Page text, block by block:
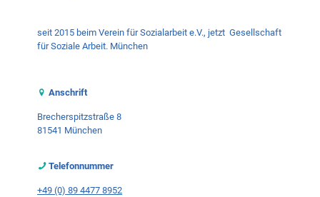
seit 2015 beim Verein für Sozialarbeit e.V., jetztGesellschaft
für Soziale Arbeit. München
Anschrift
Brecherspitzstraße 8
81541 München
Telefonnummer
+49 (0) 89 4477 8952